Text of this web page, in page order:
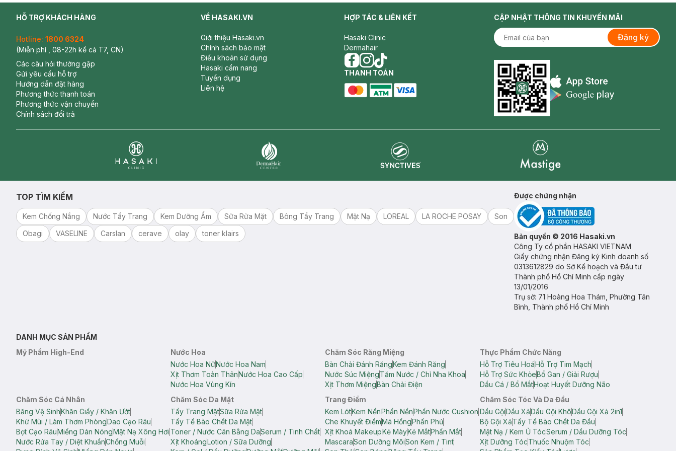
HỖ TRỢ KHÁCH HÀNG
Hotline: 1800 6324
(Miễn phí , 08-22h kể cả T7, CN)
Các câu hỏi thường gặp
Gửi yêu cầu hỗ trợ
Hướng dẫn đặt hàng
Phương thức thanh toán
Phương thức vận chuyển
Chính sách đổi trả
VỀ HASAKI.VN
Giới thiệu Hasaki.vn
Chính sách bảo mật
Điều khoản sử dụng
Hasaki cẩm nang
Tuyển dụng
Liên hệ
HỢP TÁC & LIÊN KẾT
Hasaki Clinic
Dermahair
facebook
instagram
tiktok
THANH TOÁN
CẬP NHẬT THÔNG TIN KHUYẾN MÃI
Đăng ký
Appstore icon
TOP TÌM KIẾM
Kem Chống Nắng Nước Tẩy Trang Kem Dưỡng Ẩm Sữa Rửa Mặt Bông Tẩy Trang Mặt Nạ LOREAL LA ROCHE POSAY
Son
Obagi
VASELINE Carslan cerave olay toner klairs
Được chứng nhận
Bản quyền © 2016 Hasaki.vn
Công Ty cổ phần HASAKI VIETNAM
Giấy chứng nhận Đăng ký Kinh doanh số
0313612829 do Sở Kế hoạch và Đầu tư
Thành phố Hồ Chí Minh cấp ngày
13/01/2016
Trụ sở: 71 Hoàng Hoa Thám, Phường Tân
Bình, Thành phố Hồ Chí Minh
DANH MỤC SẢN PHẨM
Mỹ Phẩm High-End
Nước Hoa
Nước Hoa NữNước Hoa Nam
Xịt Thơm Toàn ThânNước Hoa Cao Cấp
Nước Hoa Vùng Kín
Chăm Sóc Răng Miệng
Bàn Chải Đánh RăngKem Đánh Răng
Nước Súc MiệngTăm Nước / Chỉ Nha Khoa
Xịt Thơm MiệngBàn Chải Điện
Thực Phẩm Chức Năng
Hỗ Trợ Tiêu HoáHỗ Trợ Tim Mạch
Hỗ Trợ Sức KhỏeBổ Gan / Giải Rượu
Dầu Cá / Bổ MắtHoạt Huyết Dưỡng Não
Chăm Sóc Cá Nhân
Băng Vệ SinhKhăn Giấy / Khăn Ướt
Khử Mùi / Làm Thơm PhòngDao Cạo Râu
Bọt Cạo RâuMiếng Dán NóngMặt Nạ Xông Hơi
Nước Rửa Tay / Diệt KhuẩnChống Muỗi
Chăm Sóc Da Mặt
Tẩy Trang MặtSữa Rửa Mặt
Tẩy Tế Bào Chết Da Mặt
Toner / Nước Cân Bằng DaSerum / Tinh Chất
Xịt KhoángLotion / Sữa Dưỡng
Trang Điểm
Kem LótKem NềnPhấn NềnPhấn Nước Cushion
Che Khuyết ĐiểmMá HồngPhấn Phủ
Xịt Khoá MakeupKẻ MàyKẻ MắtPhấn Mắt
MascaraSon Dưỡng MôiSon Kem / Tint
Chăm Sóc Tóc Và Da Đầu
Dầu GộiDầu XảDầu Gội KhôDầu Gội Xả 2in1
Bộ Gội XảTẩy Tế Bào Chết Da Đầu
Mặt Nạ / Kem Ủ TócSerum / Dầu Dưỡng Tóc
Xịt Dưỡng TócThuốc Nhuộm Tóc